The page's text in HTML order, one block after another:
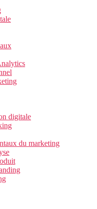
digitale
du marketing